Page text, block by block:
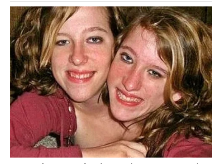
LAV
Neko vas posmatra mnogo pažljivije nego što mislite.
Danas biste mogli primijetiti znakove koji su vam ranije
promicali.
Ljubavna poruka
Ne ignorišite pažnju koju dobijate.
Romantična energija vas prati